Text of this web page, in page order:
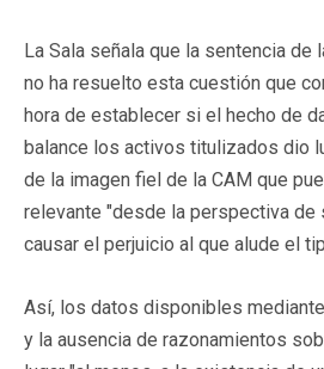
La Sala señala que la sentencia de
no ha resuelto esta cuestión que
hora de establecer si el hecho de
balance los activos titulizados dio
de la imagen fiel de la CAM que
relevante "desde la perspectiva de
causar el perjuicio al que alude el
Así, los datos disponibles
y la ausencia de razonamientos